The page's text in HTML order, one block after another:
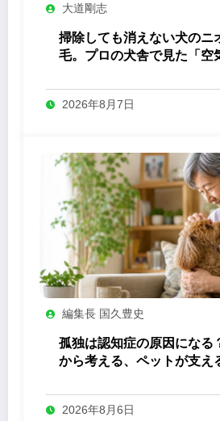
大道剛志
掃除しても消えない犬のニ
毛。プロの犬舎で見た「空
2026年8月7日
編集長 国久豊史
孤独は認知症の原因になる
から考える、ペットが支え
2026年8月6日